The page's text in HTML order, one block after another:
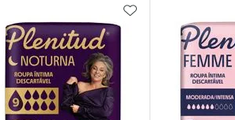
Menos Por
AOS FAVORITOSADICIONAR AOS